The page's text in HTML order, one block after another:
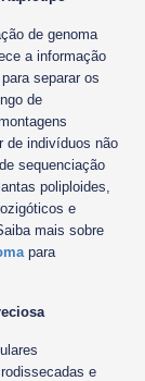
de genoma
a informação
separar os
de
de indivíduos não
sequenciação
poliploides,
e
mais sobre
para
e